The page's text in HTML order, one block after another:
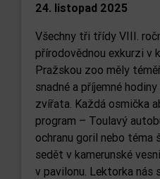
24. listopad 2025
Všechny tři třídy VIII.
přírodovědnou exkurzi v
Pražskou zoo měly
snadné a příjemné
zvířata. Každá osmička
program – Toulavý
ochranu goril nebo téma
sedět v kamerunské
v pavilonu. Lektorka nás